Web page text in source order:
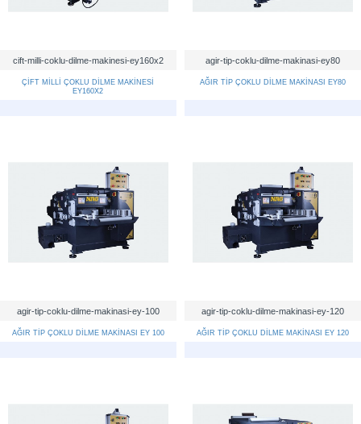
cift-milli-coklu-dilme-makinesi-ey160x2
ÇİFT MİLLİ ÇOKLU DİLME MAKİNESİ
EY160X2
agir-tip-coklu-dilme-makinasi-ey80
AĞIR TİP ÇOKLU DİLME MAKİNASI EY80
agir-tip-coklu-dilme-makinasi-ey-100
AĞIR TİP ÇOKLU DİLME MAKİNASI EY 100
agir-tip-coklu-dilme-makinasi-ey-120
AĞIR TİP ÇOKLU DİLME MAKİNASI EY 120